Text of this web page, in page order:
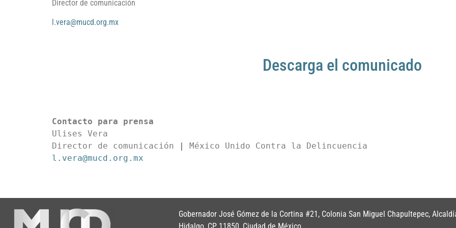
Director de comunicación
l.vera@mucd.org.mx
Descarga el comunicado
Contacto para prensa
Ulises Vera
Director de comunicación
|
l.vera@mucd.org.mx
Gobernador José Gómez de la Cortina #21, Colonia San Miguel Chapultepec,